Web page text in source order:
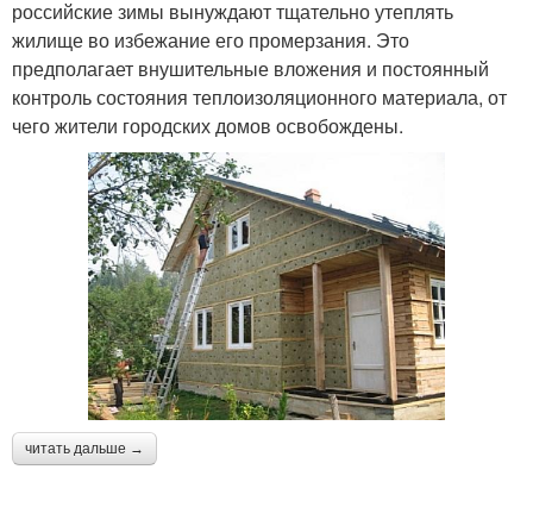
российские зимы вынуждают тщательно утеплять
жилище во избежание его промерзания. Это
предполагает внушительные вложения и постоянный
контроль состояния теплоизоляционного материала, от
чего жители городских домов освобождены.
читать дальше →